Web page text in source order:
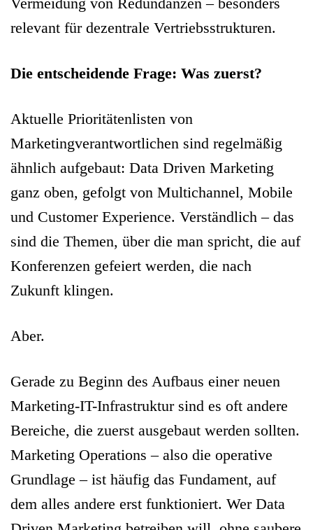
relevant für dezentrale Vertriebsstrukturen.
Die entscheidende Frage: Was zuerst?
Aktuelle Prioritätenlisten von
Marketingverantwortlichen sind regelmäßig
ähnlich aufgebaut: Data Driven Marketing
ganz oben, gefolgt von Multichannel, Mobile
und Customer Experience. Verständlich – das
sind die Themen, über die man spricht, die auf
Konferenzen gefeiert werden, die nach
Zukunft klingen.
Aber.
Gerade zu Beginn des Aufbaus einer neuen
Marketing-IT-Infrastruktur sind es oft andere
Bereiche, die zuerst ausgebaut werden sollten.
Marketing Operations – also die operative
Grundlage – ist häufig das Fundament, auf
dem alles andere erst funktioniert. Wer Data